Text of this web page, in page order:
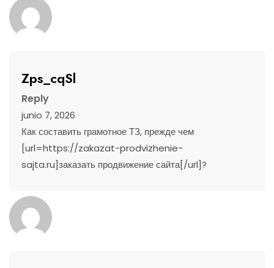
Zps_cqSl
Reply
junio 7, 2026
Как составить грамотное ТЗ, прежде чем
[url=https://zakazat-prodvizhenie-
sajta.ru]заказать продвижение сайта[/url]?